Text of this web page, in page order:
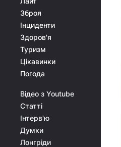
Зброя
Інциденти
Здоров'я
Туризм
Цікавинки
Погода
Відео з Youtube
Статті
Інтерв'ю
Думки
Лонгріди